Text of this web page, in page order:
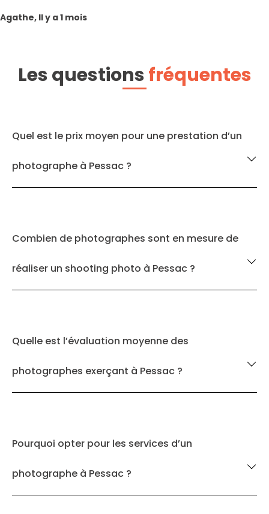
Agathe, Il y a 1 mois
Les questionsfréquentes
Quel est le prix moyen pour une prestation d’un
photographe à Pessac ?
Combien de photographes sont en mesure de
réaliser un shooting photo à Pessac ?
Quelle est l’évaluation moyenne des
photographes exerçant à Pessac ?
Pourquoi opter pour les services d’un
photographe à Pessac ?